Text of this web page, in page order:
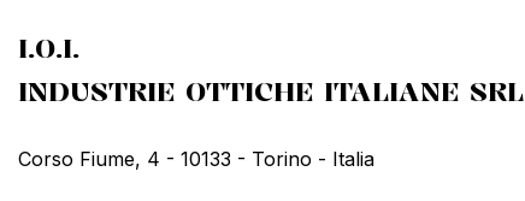
I.O.I.
INDUSTRIE OTTICHE ITALIANE SRL
Corso Fiume, 4 - 10133 - Torino - Italia